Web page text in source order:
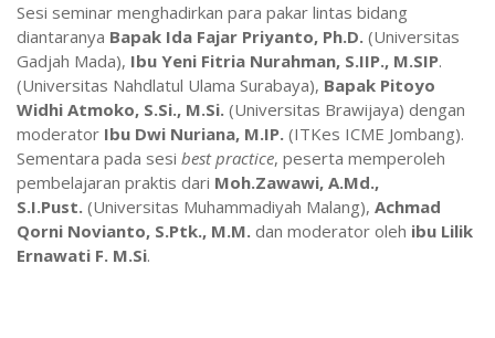
Sesi seminar menghadirkan para pakar lintas bidang
diantaranya Bapak Ida Fajar Priyanto, Ph.D. (Universitas
Gadjah Mada), Ibu Yeni Fitria Nurahman, S.IIP., M.SIP.
(Universitas Nahdlatul Ulama Surabaya), Bapak Pitoyo
Widhi Atmoko, S.Si., M.Si. (Universitas Brawijaya) dengan
moderator Ibu Dwi Nuriana, M.IP. (ITKes ICME Jombang).
Sementara pada sesi best practice, peserta memperoleh
pembelajaran praktis dari Moh.Zawawi, A.Md.,
S.I.Pust. (Universitas Muhammadiyah Malang), Achmad
Qorni Novianto, S.Ptk., M.M. dan moderator oleh ibu Lilik
Ernawati F. M.Si.